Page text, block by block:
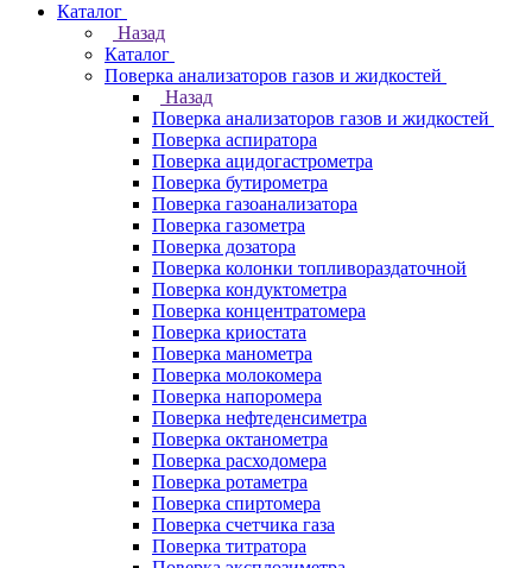
Каталог
Назад
Каталог
Поверка анализаторов газов и жидкостей
Назад
Поверка анализаторов газов и жидкостей
Поверка аспиратора
Поверка ацидогастрометра
Поверка бутирометра
Поверка газоанализатора
Поверка газометра
Поверка дозатора
Поверка колонки топливораздаточной
Поверка кондуктометра
Поверка концентратомера
Поверка криостата
Поверка манометра
Поверка молокомера
Поверка напоромера
Поверка нефтеденсиметра
Поверка октанометра
Поверка расходомера
Поверка ротаметра
Поверка спиртомера
Поверка счетчика газа
Поверка титратора